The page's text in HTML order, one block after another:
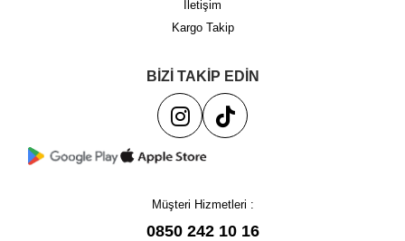
İletişim
Kargo Takip
BİZİ TAKİP EDİN
Müşteri Hizmetleri :
0850 242 10 16